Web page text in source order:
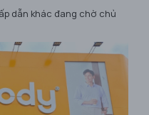
dẫn khác đang chờ chủ